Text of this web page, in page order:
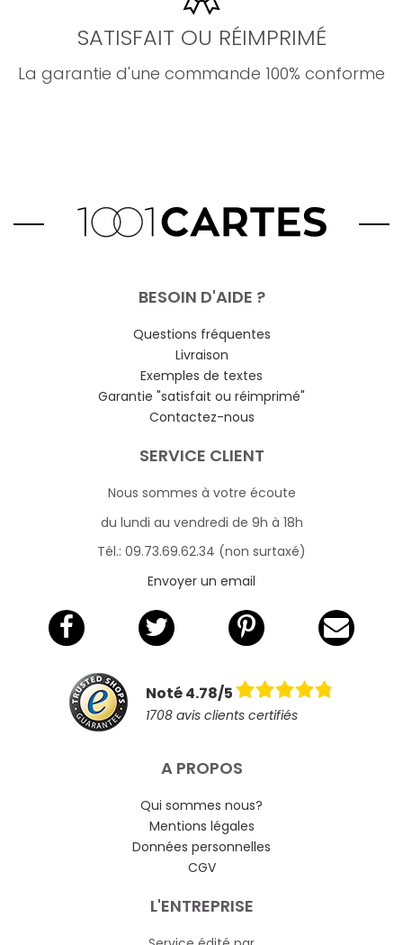
SATISFAIT OU RÉIMPRIMÉ
La garantie d'une commande 100% conforme
BESOIN D'AIDE ?
Questions fréquentes
Livraison
Exemples de textes
Garantie "satisfait ou réimprimé"
Contactez-nous
SERVICE CLIENT
Nous sommes à votre écoute
du lundi au vendredi de 9h à 18h
Tél.: 09.73.69.62.34 (non surtaxé)
Envoyer un email
Noté 4.78/5
1708 avis clients certifiés
A PROPOS
Qui sommes nous?
Mentions légales
Données personnelles
CGV
L'ENTREPRISE